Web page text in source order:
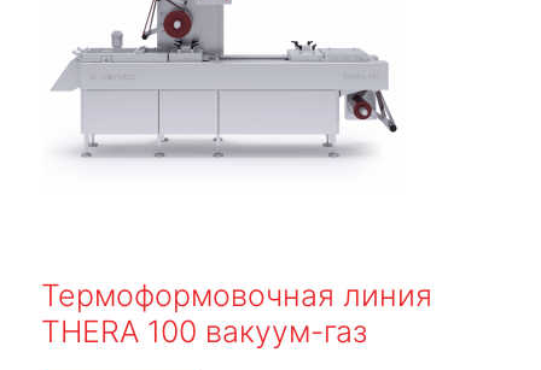
Термоформовочная линия
THERA 100 вакуум-газ